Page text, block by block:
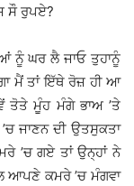
ਸੌ ਰੁਪਏ?
ਨੂੰ ਘਰ ਲੈ ਜਾਓ ਤੁਹਾਨੂੰ
ਮੈਂ ਤਾਂ ਇੱਥੇ ਰੋਜ਼ ਹੀ ਆ
ਤੋਤੇ ਮੂੰਹ ਮੰਗੇ ਭਾਅ ’ਤੇ
ਜਾਣਨ ਦੀ ਉਤਸੁਕਤਾ
’ਚ ਗਏ ਤਾਂ ਉਨ੍ਹਾਂ ਨੇ
ਆਪਣੇ ਕਮਰੇ ’ਚ ਮੰਗਵਾ